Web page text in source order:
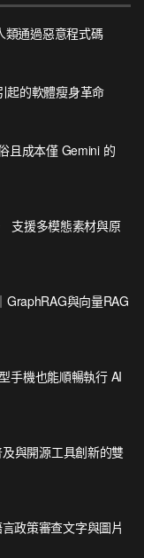
類通過惡意程式碼
起的軟體瘦身革命
且成本僅 Gemini 的
支援多模態素材與原
GraphRAG與向量RAG
手機也能順暢執行 AI
與開源工具創新的雙
政策審查文字與圖片